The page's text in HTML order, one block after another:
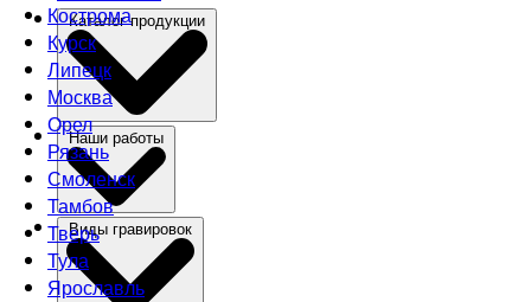
Кострома
Курск
Липецк
Москва
Орел
Рязань
Смоленск
Тамбов
Тверь
Тула
Ярославль